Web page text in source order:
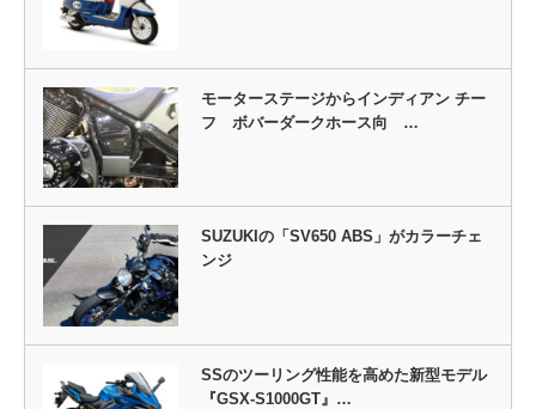
モーターステージからインディアン チー
フ ボバーダークホース向 …
SUZUKIの「SV650 ABS」がカラーチェ
ンジ
SSのツーリング性能を高めた新型モデル
『GSX-S1000GT』…